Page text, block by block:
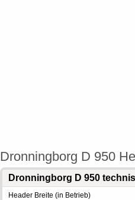
Dronningborg D 950
Dronningborg D 950
Header Breite (in Betrieb)